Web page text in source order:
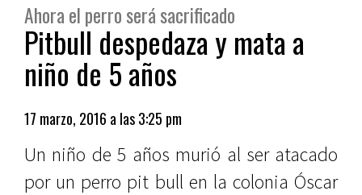
Ahora el perro será sacrificado
Pitbull despedaza y mata a
niño de 5 años
17 marzo, 2016 a las 3:25 pm
Un niño de 5 años murió al ser atacado
por un perro pit bull en la colonia Óscar